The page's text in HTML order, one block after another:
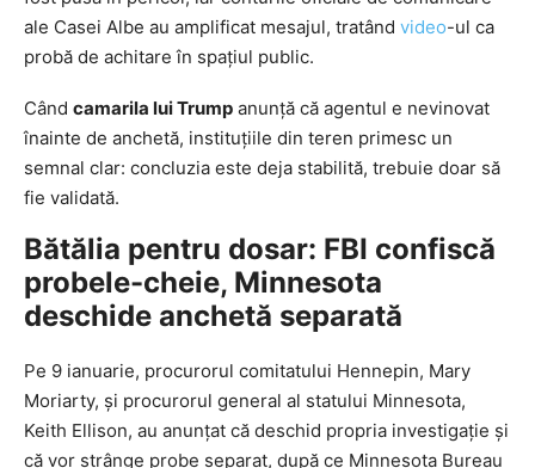
ale Casei Albe au amplificat mesajul, tratând video-ul ca
probă de achitare în spațiul public.
Când camarila lui Trump anunță că agentul e nevinovat
înainte de anchetă, instituțiile din teren primesc un
semnal clar: concluzia este deja stabilită, trebuie doar să
fie validată.
Bătălia pentru dosar: FBI confiscă
probele-cheie, Minnesota
deschide anchetă separată
Pe 9 ianuarie, procurorul comitatului Hennepin, Mary
Moriarty, și procurorul general al statului Minnesota,
Keith Ellison, au anunțat că deschid propria investigație și
că vor strânge probe separat, după ce Minnesota Bureau